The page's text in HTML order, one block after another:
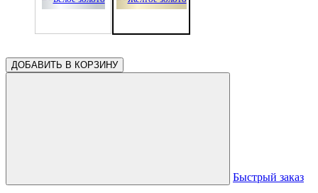
ДОБАВИТЬ В КОРЗИНУ
Быстрый заказ